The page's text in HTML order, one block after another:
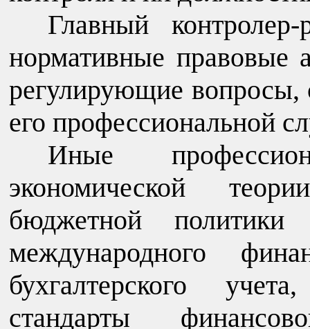
Главный
нормативные правовые
регулирующие вопросы,
его профессиональной
Иные
экономической
бюджетной
международного
бухгалтерского
стандарты